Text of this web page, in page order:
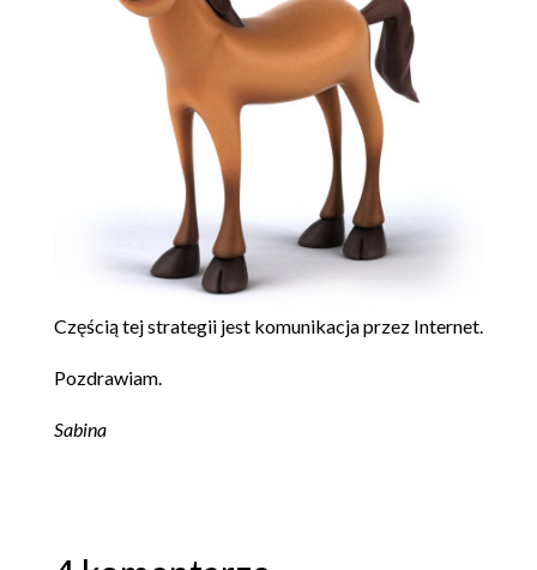
Częścią tej strategii jest komunikacja przez Internet.
Pozdrawiam.
Sabina